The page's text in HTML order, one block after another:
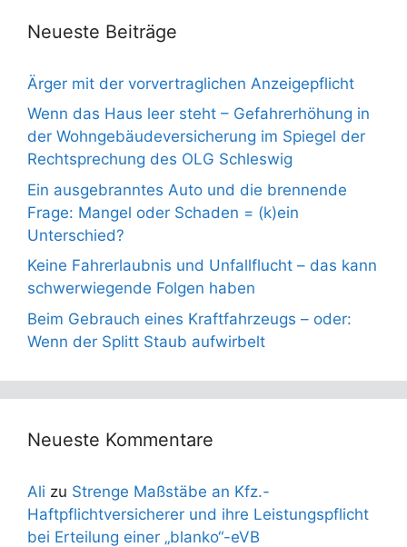
Neueste Beiträge
Ärger mit der vorvertraglichen Anzeigepflicht
Wenn das Haus leer steht – Gefahrerhöhung in
der Wohngebäudeversicherung im Spiegel der
Rechtsprechung des OLG Schleswig
Ein ausgebranntes Auto und die brennende
Frage: Mangel oder Schaden = (k)ein
Unterschied?
Keine Fahrerlaubnis und Unfallflucht – das kann
schwerwiegende Folgen haben
Beim Gebrauch eines Kraftfahrzeugs – oder:
Wenn der Splitt Staub aufwirbelt
Neueste Kommentare
Ali zu Strenge Maßstäbe an Kfz.-
Haftpflichtversicherer und ihre Leistungspflicht
bei Erteilung einer „blanko“-eVB